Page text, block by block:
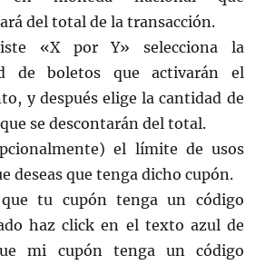
del total de la transacción.
«X por Y» selecciona la
de boletos que activarán el
y después elige la cantidad de
se descontarán del total.
el límite de usos
deseas que tenga dicho cupón.
que tu cupón tenga un código
haz click en el texto azul de
mi cupón tenga un código